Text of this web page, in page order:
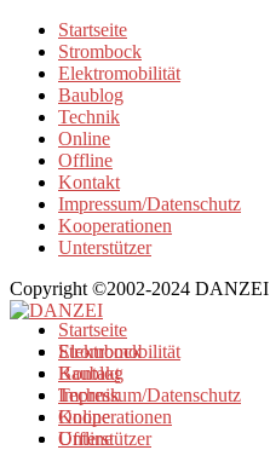
Startseite
Strombock
Elektromobilität
Baublog
Technik
Online
Offline
Kontakt
Impressum/Datenschutz
Kooperationen
Unterstützer
Copyright ©2002-2024 DANZEI
Startseite
Strombock
Kontakt
Impressum/Datenschutz
Kooperationen
Unterstützer
Elektromobilität
Baublog
Technik
Online
Offline